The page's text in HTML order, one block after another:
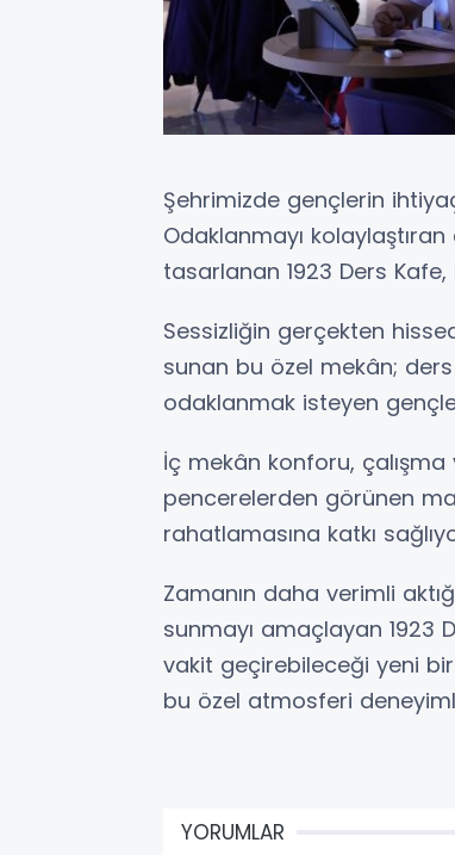
Şehrimizde gençlerin
Odaklanmayı
tasarlanan 1923 Ders Kafe,
Sessizliğin gerçekten
sunan bu özel mekân;
odaklanmak isteyen
İç mekân konforu, çalışma
pencerelerden görünen
rahatlamasına katkı
Zamanın daha verimli
sunmayı amaçlayan 1923
vakit geçirebileceği yeni
bu özel atmosferi
YORUMLAR